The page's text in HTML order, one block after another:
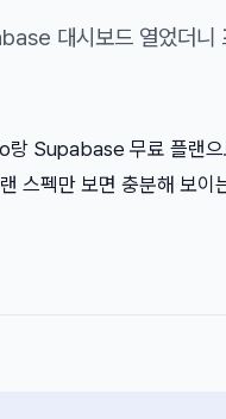
대시보드 열었더니
랑 Supabase 무료 플랜으
스펙만 보면 충분해 보이